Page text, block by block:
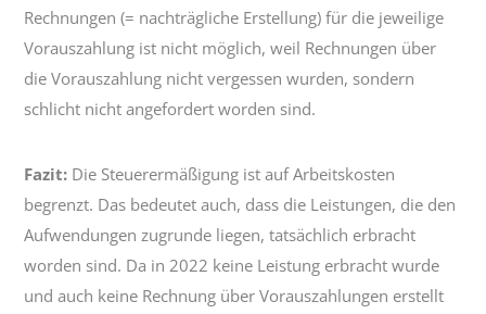
Rechnungen (= nachträgliche Erstellung) für die jeweilige
Vorauszahlung ist nicht möglich, weil Rechnungen über
die Vorauszahlung nicht vergessen wurden, sondern
schlicht nicht angefordert worden sind.
Fazit: Die Steuerermäßigung ist auf Arbeitskosten
begrenzt. Das bedeutet auch, dass die Leistungen, die den
Aufwendungen zugrunde liegen, tatsächlich erbracht
worden sind. Da in 2022 keine Leistung erbracht wurde
und auch keine Rechnung über Vorauszahlungen erstellt